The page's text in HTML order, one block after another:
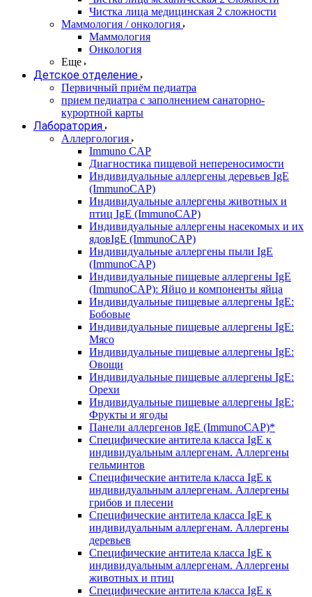
Чистка лица медицинская 2 сложности
Маммология / онкология
Маммология
Онкология
Еще
Детское отделение
Первичный приём педиатра
прием педиатра с заполнением санаторно-
курортной карты
Лаборатория
Аллергология
Immuno CAP
Диагностика пищевой непереносимости
Индивидуальные аллергены деревьев IgE
(ImmunoCAP)
Индивидуальные аллергены животных и
птиц IgE (ImmunoCAP)
Индивидуальные аллергены насекомых и их
ядовIgE (ImmunoCAP)
Индивидуальные аллергены пыли IgE
(ImmunoCAP)
Индивидуальные пищевые аллергены IgE
(ImmunoCAP): Яйцо и компоненты яйца
Индивидуальные пищевые аллергены IgE:
Бобовые
Индивидуальные пищевые аллергены IgE:
Мясо
Индивидуальные пищевые аллергены IgE:
Овощи
Индивидуальные пищевые аллергены IgE:
Орехи
Индивидуальные пищевые аллергены IgE:
Фрукты и ягоды
Панели аллергенов IgE (ImmunoCAP)*
Специфические антитела класса IgE к
индивидуальным аллергенам. Аллергены
гельминтов
Специфические антитела класса IgE к
индивидуальным аллергенам. Аллергены
грибов и плесени
Специфические антитела класса IgE к
индивидуальным аллергенам. Аллергены
деревьев
Специфические антитела класса IgE к
индивидуальным аллергенам. Аллергены
животных и птиц
Специфические антитела класса IgE к